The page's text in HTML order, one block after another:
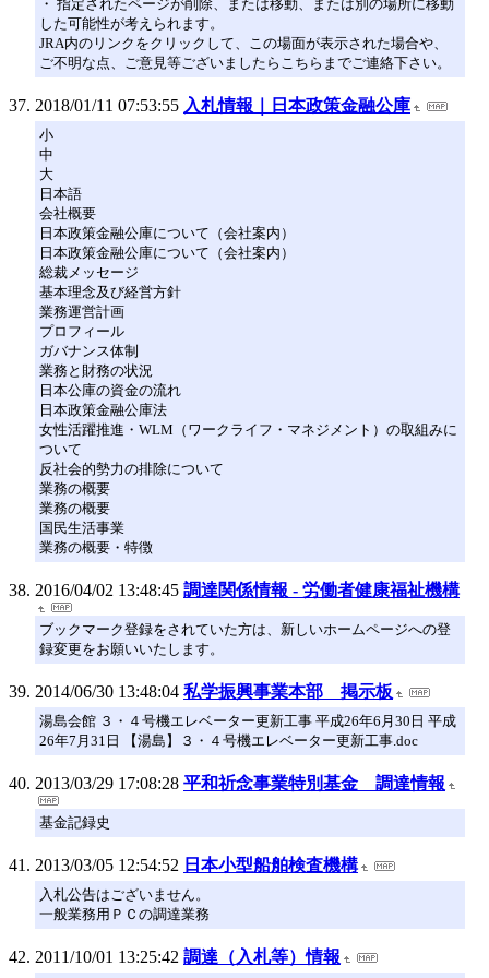
・ 指定されたページが削除、または移動、または別の場所に移動
した可能性が考えられます。
JRA内のリンクをクリックして、この場面が表示された場合や、
ご不明な点、ご意見等ございましたらこちらまでご連絡下さい。
2018/01/11 07:53:55 入札情報｜日本政策金融公庫
小
中
大
日本語
会社概要
日本政策金融公庫について（会社案内）
日本政策金融公庫について（会社案内）
総裁メッセージ
基本理念及び経営方針
業務運営計画
プロフィール
ガバナンス体制
業務と財務の状況
日本公庫の資金の流れ
日本政策金融公庫法
女性活躍推進・WLM（ワークライフ・マネジメント）の取組みに
ついて
反社会的勢力の排除について
業務の概要
業務の概要
国民生活事業
業務の概要・特徴
2016/04/02 13:48:45 調達関係情報 - 労働者健康福祉機構
ブックマーク登録をされていた方は、新しいホームページへの登
録変更をお願いいたします。
2014/06/30 13:48:04 私学振興事業本部 掲示板
湯島会館 ３・４号機エレベーター更新工事 平成26年6月30日 平成
26年7月31日 【湯島】３・４号機エレベーター更新工事.doc
2013/03/29 17:08:28 平和祈念事業特別基金 調達情報
基金記録史
2013/03/05 12:54:52 日本小型船舶検査機構
入札公告はございません。
一般業務用ＰＣの調達業務
2011/10/01 13:25:42 調達（入札等）情報